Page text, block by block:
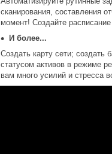
сканирования, составления
момент! Создайте
И более...
Создать карту сети; создать
статусом активов в режиме
вам много усилий и стресса